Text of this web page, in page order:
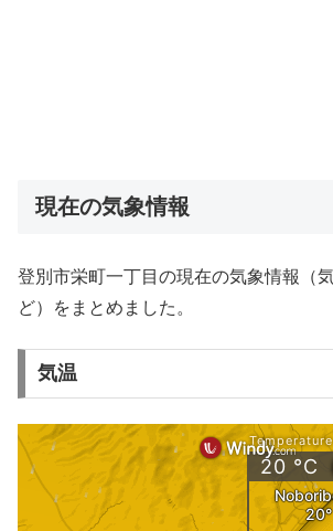
現在の気象情報
登別市栄町一丁目の現在の気象情報（
ど）をまとめました。
気温